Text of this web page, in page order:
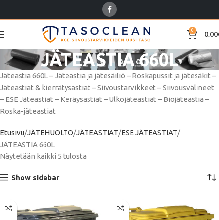
0 0.00
JÄTEASTIA 660L
Jäteastia 660L –Jäteastia ja jätesäiliö – Roskapussit ja jätesäkit –
Jäteastiat & kierrätysastiat – Siivoustarvikkeet – Siivousvälineet
– ESE Jäteastiat – Keräysastiat – Ulkojäteastiat – Biojäteastia –
Roska-jäteastiat
Etusivu JÄTEHUOLTO JÄTEASTIAT ESE JÄTEASTIAT
JÄTEASTIA 660L
Näytetään kaikki 5 tulosta
Show sidebar